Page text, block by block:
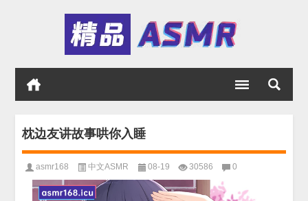
枕边友讲故事哄你入睡
asmr168 中文ASMR 08-19 30586 0